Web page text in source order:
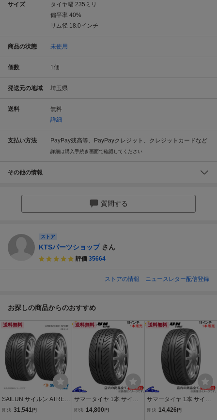
サイズ タイヤ幅 235 ミリ
偏平率 40%
リム径 18.0インチ
商品の状態 未使用
個数 1個
発送元の地域 埼玉県
送料
無料
詳細
支払い方法 PayPay残高等、PayPayクレジット、クレジットカードなど
詳細は購入手続き画面で確認してください
その他の情報
質問する
ストア
KTSパーツショップ さん
評価 35664
ストアの情報 ニュースレター配信登録
お探しの商品からのおすすめ
送料無料
SAILUN サイルン ATREZ
ZO R01 SPORT 265/35R
即決 31,541円
送料無料
サマータイヤ 1本 サイル
ンタイヤ アトレッツォ R
即決 14,800 円
送料無料
サマータイヤ 1本 サイル
ンタイヤ アトレッツォ R
即決 14,426 円